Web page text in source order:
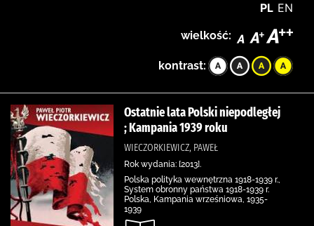
PL EN
wielkość:
kontrast:
Ostatnie lata Polski niepodległej
; Kampania 1939 roku
WIECZORKIEWICZ, PAWEŁ
Rok wydania: [2013].
Polska polityka wewnętrzna 1918-1939 r.,
System obronny państwa 1918-1939 r.
Polska, Kampania wrześniowa, 1935-
1939